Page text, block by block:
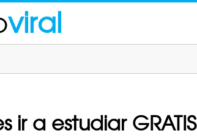
viral
ir a estudiar GRATIS